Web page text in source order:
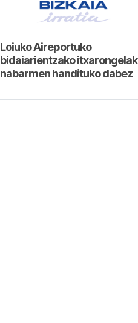
Loiuko Aireportuko
bidaiarientzako itxarongelak
nabarmen handituko dabez